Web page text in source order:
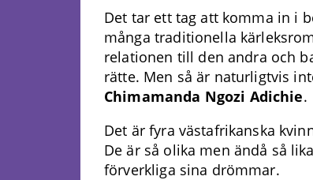
Det tar ett tag att komma in i
många traditionella
relationen till den andra och
rätte. Men så är naturligtvis
Chimamanda Ngozi Adichie.
Det är fyra västafrikanska
De är så olika men ändå så
förverkliga sina drömmar.